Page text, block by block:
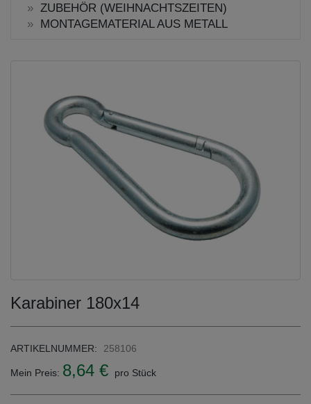
ZUBEHÖR (WEIHNACHTSZEITEN)
MONTAGEMATERIAL AUS METALL
Karabiner 180x14
ARTIKELNUMMER: 258106
Mein Preis: 8,64 € pro Stück